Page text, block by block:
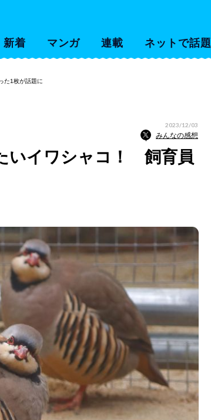
新着 マンガ 連載 ネットで話題
た1枚が話題に
2023/12/03
みんなの感想
いイワシャコ！ 飼育員